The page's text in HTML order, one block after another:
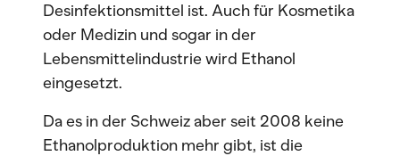
Desinfektionsmittel ist. Auch für Kosmetika
oder Medizin und sogar in der
Lebensmittelindustrie wird Ethanol
eingesetzt.
Da es in der Schweiz aber seit 2008 keine
Ethanolproduktion mehr gibt, ist die